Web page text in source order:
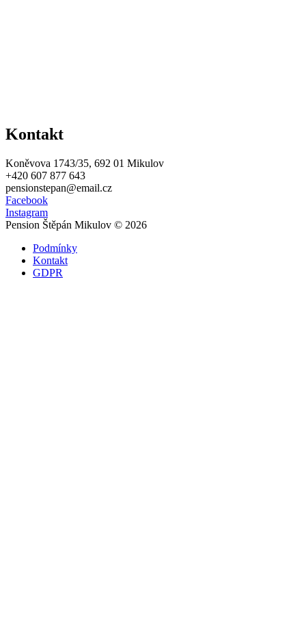
Kontakt
Koněvova 1743/35, 692 01 Mikulov
+420 607 877 643
pensionstepan@email.cz
Facebook
Instagram
Pension Štěpán Mikulov © 2026
Podmínky
Kontakt
GDPR